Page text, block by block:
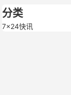
分类
7×24快讯